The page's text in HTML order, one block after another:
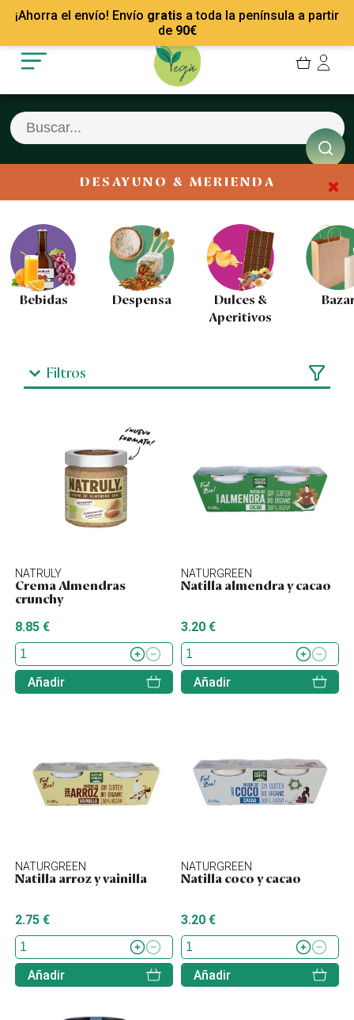
¡Ahorra el envío! Envío gratis a toda la península a partir
de 90€
Mis Pedidos
Mis favoritos
Cerrar sesión
Recetas
Empresas
Contacto
DESAYUNO & MERIENDA
Bebidas Despensa
Dulces &
Aperitivos
Filtros
NATRULY
Crema Almendras
crunchy
8.85 €
Añadir
NATURGREEN
Natilla almendra y cacao
3.20 €
Añadir
NATURGREEN
Natilla arroz y vainilla
2.75 €
Añadir
NATURGREEN
Natilla coco y cacao
3.20 €
Añadir